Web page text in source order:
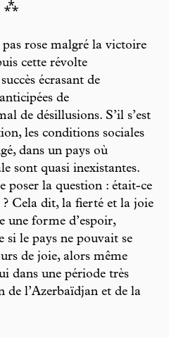
⁂
rose malgré la victoire
cette révolte
écrasant de
de
de désillusions. S’il s’est
les conditions sociales
dans un pays où
sont quasi inexistantes.
poser la question : était-ce
Cela dit, la fierté et la joie
une forme d’espoir,
si le pays ne pouvait se
de joie, alors même
dans une période très
de l’Azerbaïdjan et de la